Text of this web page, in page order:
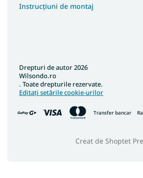
Instrucțiuni de montaj
Transfer bancar
Creat de Shoptet
Drepturi de autor 2026
Wilsondo.ro
. Toate drepturile rezervate.
Editați setările cookie-urilor